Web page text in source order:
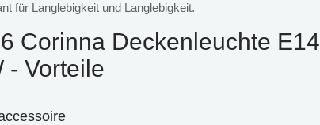
für Langlebigkeit und Langlebigkeit.
Corinna Deckenleuchte E14
- Vorteile